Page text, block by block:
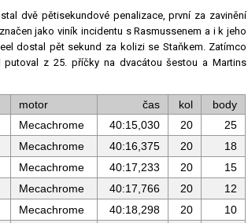
dvě pětisekundové penalizace, první za zavinění
jako viník incidentu s Rasmussenem a i k jeho
dostal pět sekund za kolizi se Staňkem. Zatímco
z 25. příčky na dvacátou šestou a Martins
motor čas kol
body
Mecachrome 40:15,030 20
25
Mecachrome 40:16,375 20
18
Mecachrome 40:17,233 20
15
Mecachrome 40:17,766 20
12
Mecachrome 40:18,298 20
10